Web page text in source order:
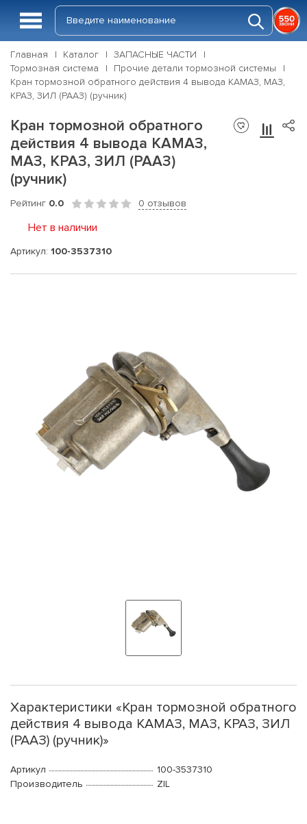
Главная Каталог
ЗАПАСНЫЕ ЧАСТИ
Тормозная система
Прочие детали тормозной системы
Кран тормозной обратного действия 4 вывода КАМАЗ, МАЗ,
КРАЗ, ЗИЛ (РААЗ) (ручник)
Кран тормозной обратного
действия 4 вывода КАМАЗ,
МАЗ, КРАЗ, ЗИЛ (РААЗ)
(ручник)
Рейтинг 0.0 0 отзывов
Нет в наличии
Артикул: 100-3537310
Характеристики «Кран тормозной обратного
действия 4 вывода КАМАЗ, МАЗ, КРАЗ, ЗИЛ
(РААЗ) (ручник)»
Артикул
100-3537310
Производитель
ZIL